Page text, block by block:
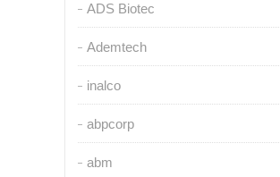
ADS Biotec
Ademtech
inalco
abpcorp
abm